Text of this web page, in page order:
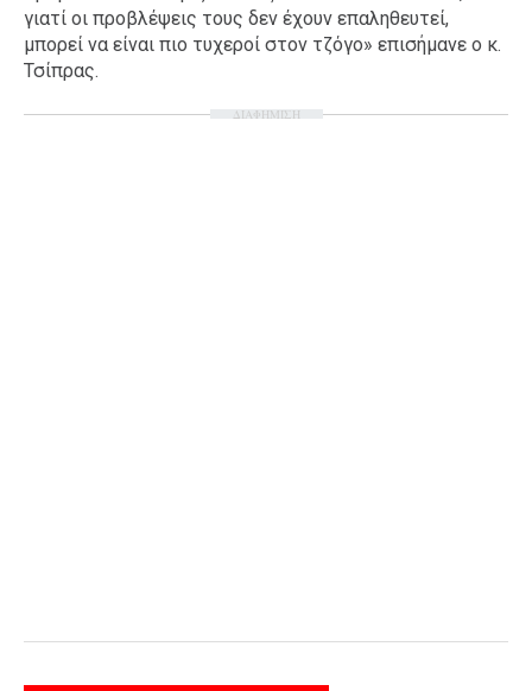
γιατί οι προβλέψεις τους δεν έχουν επαληθευτεί,
μπορεί να είναι πιο τυχεροί στον τζόγο» επισήμανε ο κ.
Τσίπρας.
ΔΙΑΦΗΜΙΣΗ